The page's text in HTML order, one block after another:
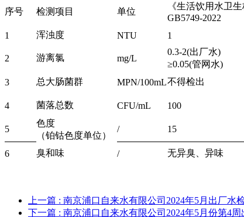
序号 检测项目 单位
《生活饮用水卫生
GB5749-2022
1 浑浊度 NTU 1
2 游离氯 mg/L
0.3-2(出厂水)
≥0.05(管网水)
3 总大肠菌群 MPN/100mL不得检出
4 菌落总数 CFU/mL 100
5
色度
/ 15
（铂钴色度单位）
6
臭和味 / 无异臭、异味
上一篇 : 南京浦口自来水有限公司2024年5月出厂水
下一篇 : 南京浦口自来水有限公司2024年5月份第4